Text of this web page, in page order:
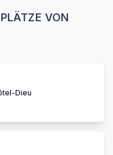
VON
Dieu